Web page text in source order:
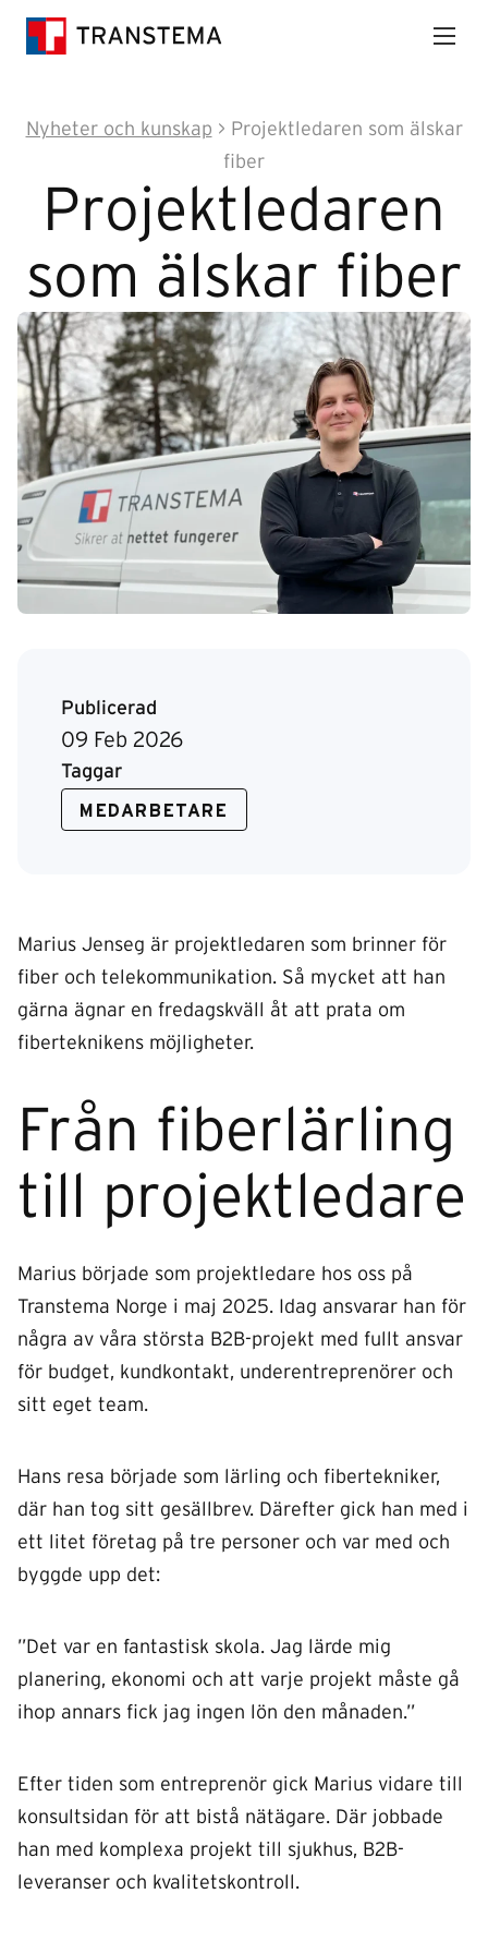
Nyheter och kunskap > Projektledaren som älskar
fiber
Projektledaren
som älskar fiber
Publicerad
09 Feb 2026
Taggar
MEDARBETARE
Marius Jenseg är projektledaren som brinner för
fiber och telekommunikation. Så mycket att han
gärna ägnar en fredagskväll åt att prata om
fiberteknikens möjligheter.
Från fiberlärling
till projektledare
Marius började som projektledare hos oss på
Transtema Norge i maj 2025. Idag ansvarar han för
några av våra största B2B-projekt med fullt ansvar
för budget, kundkontakt, underentreprenörer och
sitt eget team.
Hans resa började som lärling och fibertekniker,
där han tog sitt gesällbrev. Därefter gick han med i
ett litet företag på tre personer och var med och
byggde upp det:
”Det var en fantastisk skola. Jag lärde mig
planering, ekonomi och att varje projekt måste gå
ihop annars fick jag ingen lön den månaden.”
Efter tiden som entreprenör gick Marius vidare till
konsultsidan för att bistå nätägare. Där jobbade
han med komplexa projekt till sjukhus, B2B-
leveranser och kvalitetskontroll.